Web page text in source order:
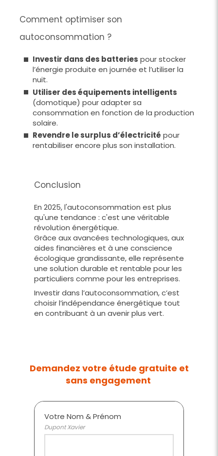
Comment optimiser son
autoconsommation ?
Investir dans des batteries pour stocker
l’énergie produite en journée et l’utiliser la
nuit.
Utiliser des équipements intelligents
(domotique) pour adapter sa
consommation en fonction de la production
solaire.
Revendre le surplus d’électricité pour
rentabiliser encore plus son installation.
Conclusion
En 2025, l'autoconsommation est plus
qu'une tendance : c'est une véritable
révolution énergétique.
Grâce aux avancées technologiques, aux
aides financières et à une conscience
écologique grandissante, elle représente
une solution durable et rentable pour les
particuliers comme pour les entreprises.
Investir dans l’autoconsommation, c’est
choisir l’indépendance énergétique tout
en contribuant à un avenir plus vert.
Demandez votre étude gratuite et
sans engagement
Votre Nom & Prénom
Dupont Xavier